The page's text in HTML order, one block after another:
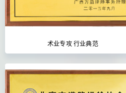
术业专攻 行业典范